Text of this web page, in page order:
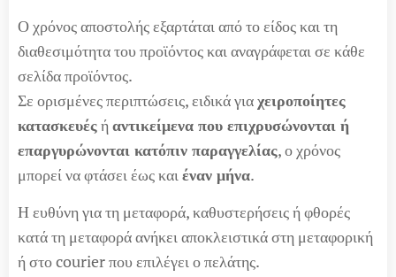
Ο χρόνος αποστολής εξαρτάται από το είδος και τη
διαθεσιμότητα του προϊόντος και αναγράφεται σε κάθε
σελίδα προϊόντος.
Σε ορισμένες περιπτώσεις, ειδικά γιαχειροποίητες
κατασκευέςή αντικείμενα που επιχρυσώνονται ή
επαργυρώνονται κατόπιν παραγγελίας, ο χρόνος
μπορεί να φτάσει έως καιέναν μήνα.
Η ευθύνη για τη μεταφορά, καθυστερήσεις ή φθορές
κατά τη μεταφορά ανήκει αποκλειστικά στη μεταφορική
ή στο courier που επιλέγει ο πελάτης.